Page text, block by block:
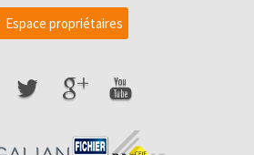
Espace propriétaires